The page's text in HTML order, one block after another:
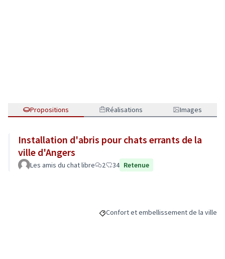
Propositions Réalisations Images
Installation d'abris pour chats errants de la
ville d'Angers
Les amis du chat libre 2 34 Retenue
Filtrer les résultats de la catégorie :
Confort et embellissement de la ville